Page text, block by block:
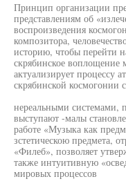
Принцип организации
представлениям об
воспроизведения
композитора,
историю, чтобы перейти
скрябинское воплощение
актуализирует процессу
скрябинской космогонии
нереальными системами,
выступают -малы
работе «Музыка как
зстетическою предмета,
«Филеб», позволяет
также интуитивную
мировых процессов